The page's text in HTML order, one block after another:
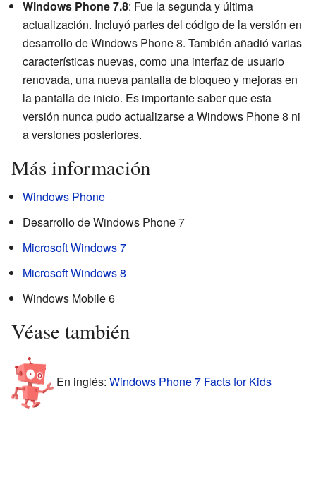
Windows Phone 7.8: Fue la segunda y última
actualización. Incluyó partes del código de la versión en
desarrollo de Windows Phone 8. También añadió varias
características nuevas, como una interfaz de usuario
renovada, una nueva pantalla de bloqueo y mejoras en
la pantalla de inicio. Es importante saber que esta
versión nunca pudo actualizarse a Windows Phone 8 ni
a versiones posteriores.
Más información
Windows Phone
Desarrollo de Windows Phone 7
Microsoft Windows 7
Microsoft Windows 8
Windows Mobile 6
Véase también
En inglés: Windows Phone 7 Facts for Kids